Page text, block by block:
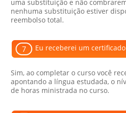
uma substituição e não
nenhuma substituição estiver
reembolso total.
7 Eu receberei um
Sim, ao completar o curso você
apontando a língua estudada, o
de horas ministrada no curso.